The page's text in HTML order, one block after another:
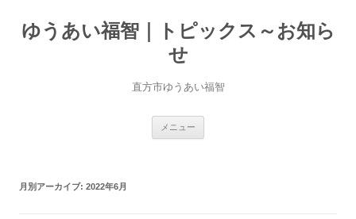
ゆうあい福智｜トピックス～お知ら
せ
直方市ゆうあい福智
メニュー
月別アーカイブ: 2022年6月